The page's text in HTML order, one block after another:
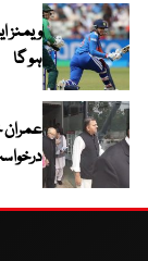
ہو گا
عمران